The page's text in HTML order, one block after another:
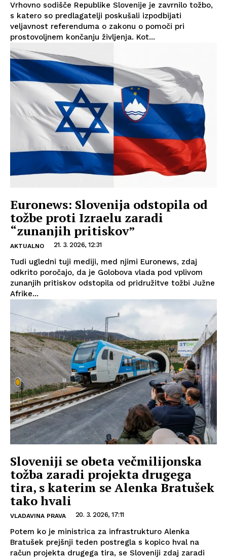
Vrhovno sodišče Republike Slovenije je zavrnilo tožbo,
s katero so predlagatelji poskušali izpodbijati
veljavnost referenduma o zakonu o pomoči pri
prostovoljnem končanju življenja. Kot...
Euronews: Slovenija odstopila od
tožbe proti Izraelu zaradi
“zunanjih pritiskov”
AKTUALNO 21. 3. 2026, 12:31
Tudi ugledni tuji mediji, med njimi Euronews, zdaj
odkrito poročajo, da je Golobova vlada pod vplivom
zunanjih pritiskov odstopila od pridružitve tožbi Južne
Afrike...
Sloveniji se obeta večmilijonska
tožba zaradi projekta drugega
tira, s katerim se Alenka Bratušek
tako hvali
VLADAVINA PRAVA 20. 3. 2026, 17:11
Potem ko je ministrica za infrastrukturo Alenka
Bratušek prejšnji teden postregla s kopico hval na
račun projekta drugega tira, se Sloveniji zdaj zaradi